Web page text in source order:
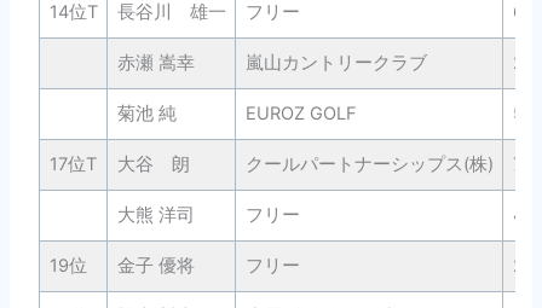
14位T 長谷川 雄一 フリー 61
赤瀬 嵩幸 嵐山カントリークラブ 26
菊池 純 EUROZ GOLF 52
17位T 大谷 朗 クールパートナーシップス(株) 70
大熊 洋司 フリー 46
19位 金子 優将 フリー 29